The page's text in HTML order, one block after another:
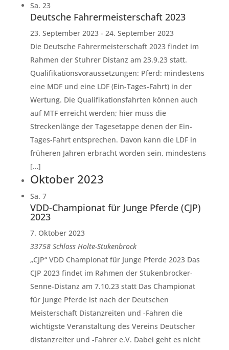
Sa. 23
Deutsche Fahrermeisterschaft 2023
23. September 2023- 24. September 2023
Die Deutsche Fahrermeisterschaft 2023 findet im
Rahmen der Stuhrer Distanz am 23.9.23 statt.
Qualifikationsvoraussetzungen: Pferd: mindestens
eine MDF und eine LDF (Ein-Tages-Fahrt) in der
Wertung. Die Qualifikationsfahrten können auch
auf MTF erreicht werden; hier muss die
Streckenlänge der Tagesetappe denen der Ein-
Tages-Fahrt entsprechen. Davon kann die LDF in
früheren Jahren erbracht worden sein, mindestens
[…]
Oktober 2023
Sa. 7
VDD-Championat für Junge Pferde (CJP)
2023
7. Oktober 2023
33758 Schloss Holte-Stukenbrock
„CJP“ VDD Championat für Junge Pferde 2023 Das
CJP 2023 findet im Rahmen der Stukenbrocker-
Senne-Distanz am 7.10.23 statt Das Championat
für Junge Pferde ist nach der Deutschen
Meisterschaft Distanzreiten und -Fahren die
wichtigste Veranstaltung des Vereins Deutscher
distanzreiter und -Fahrer e.V. Dabei geht es nicht